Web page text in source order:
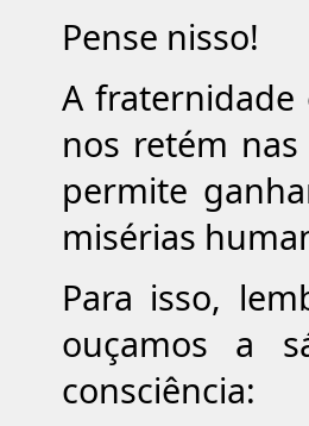
Pense nisso!
A fraternidade
nos retém
permite
misérias
Para isso,
ouçamos a
consciência: